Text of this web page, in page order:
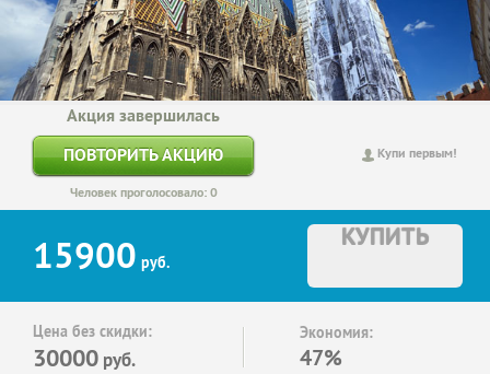
Купи первым!
Акция завершилась
ПОВТОРИТЬ АКЦИЮ
Человек проголосовало: 0
15900 руб.
КУПИТЬ
Цена без скидки:
30000 руб.
Экономия:
47%